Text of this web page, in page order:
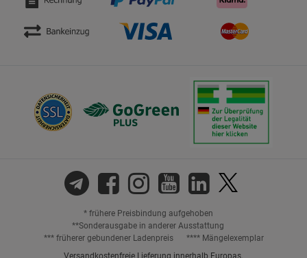
* frühere Preisbindung aufgehoben
**Sonderausgabe in anderer Ausstattung
*** früherer gebundener Ladenpreis
**** Mängelexemplar
Versandkostenfreie Lieferung innerhalb Europas.